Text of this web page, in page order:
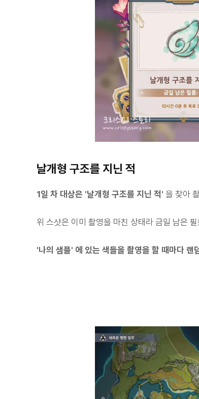
날개형 구조를 지닌 적
1일 차 대상은 '날개형 구조를 지닌 적' 을 찾아
위 스샷은 이미 촬영을 마친 상태라 금일 남은
'나의 샘플' 에 있는 색들을 촬영을 할 때마다 랜